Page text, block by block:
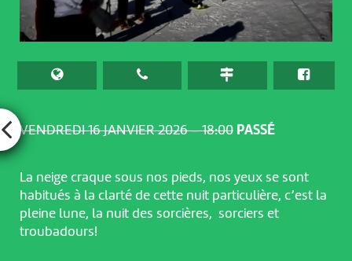
VENDREDI 16 JANVIER 2026 – 18:00 PASSÉ
La neige craque sous nos pieds, nos yeux se sont
habitués à la clarté de cette nuit particulière, c’est la
pleine lune, la nuit des sorcières, sorciers et
troubadours!